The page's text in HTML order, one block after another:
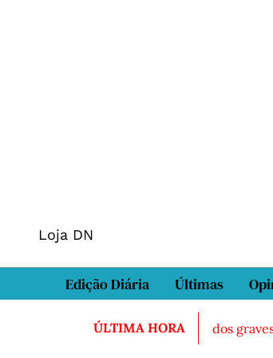
Loja DN
Edição Diária Últimas
ÚLTIMA HORA
morto em Sintra Três feridos graves